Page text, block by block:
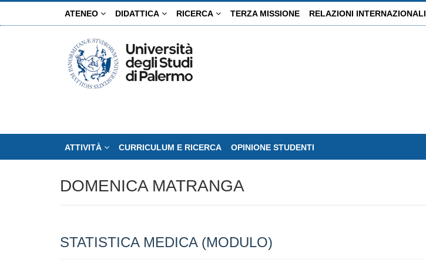
ATENEO DIDATTICA RICERCA TERZA MISSIONE RELAZIONI INTERNAZIONALI
ATTIVITÀ CURRICULUM E RICERCA OPINIONE STUDENTI
DOMENICA MATRANGA
STATISTICA MEDICA (MODULO)